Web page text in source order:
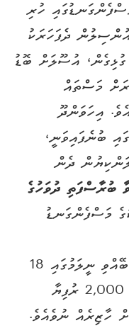
ހުރި
ދެފަހަރަކު
އުސޫލަށް ބޮޑު
މަސްތައް
އިހަވަންދޫ
ބުނެފައިވަނީ،
ދެން
ޖޫން 2026 ވާ ބުރާސްފަތި ދުވަހުގެ
މަސްފެންގަނޑު
މިދިޔަ ޖޫން 11 ވަނަ ދުވަހު ފުރަތަމަ ބޭއްވި ނީލަމުގައި 18
މަސް އެކުގު ބަހައިގެން ފަށާ އަގަކަށް 2,000 ރުފިޔާ
ހާޒިރެއް ނުވެއެވެ.